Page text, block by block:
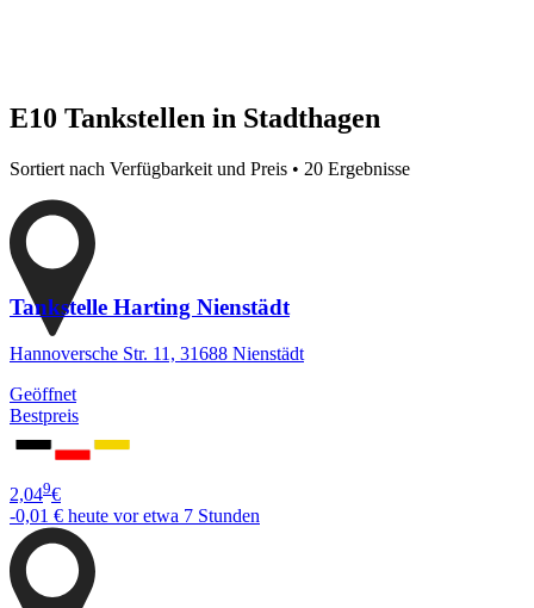
E10 Tankstellen in Stadthagen
Sortiert nach Verfügbarkeit und Preis • 20 Ergebnisse
Tankstelle Harting Nienstädt
Hannoversche Str. 11, 31688 Nienstädt
Geöffnet
Bestpreis
2,049€
-0,01 € heute vor etwa 7 Stunden